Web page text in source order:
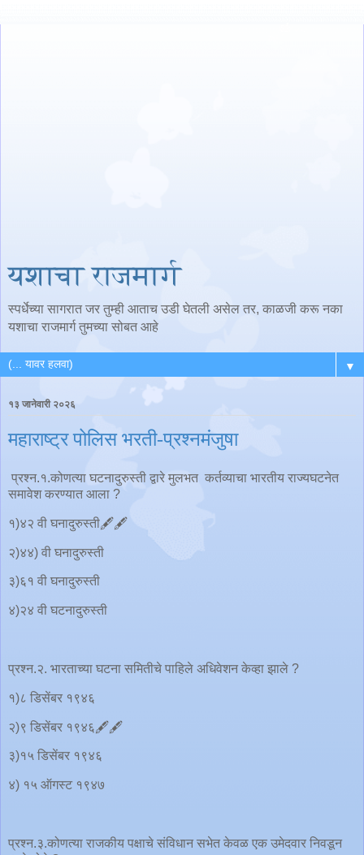
यशाचा राजमार्ग
स्पर्धेच्या सागरात जर तुम्ही आताच उडी घेतली असेल तर, काळजी करू नका
यशाचा राजमार्ग तुमच्या सोबत आहे
▼
१३ जानेवारी २०२६
महाराष्ट्र पोलिस भरती-प्रश्नमंजुषा
प्रश्न.१.कोणत्या घटनादुरुस्ती द्वारे मुलभत कर्तव्याचा भारतीय राज्यघटनेत
समावेश करण्यात आला ?
१)४२ वी घनादुरुस्ती🖋️🖋️
२)४४) वी घनादुरुस्ती
३)६१ वी घनादुरुस्ती
४)२४ वी घटनादुरुस्ती
प्रश्न.२. भारताच्या घटना समितीचे पाहिले अधिवेशन केव्हा झाले ?
१)८ डिसेंबर १९४६
२)९ डिसेंबर १९४६🖋️🖋️
३)१५ डिसेंबर १९४६
४) १५ ऑगस्ट १९४७
प्रश्न.३.कोणत्या राजकीय पक्षाचे संविधान सभेत केवळ एक उमेदवार निवडून